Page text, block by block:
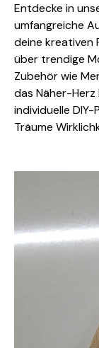
Entdecke in
umfangreiche
deine kreativen
über trendige
Zubehör wie
das Näher-
individuelle
Träume